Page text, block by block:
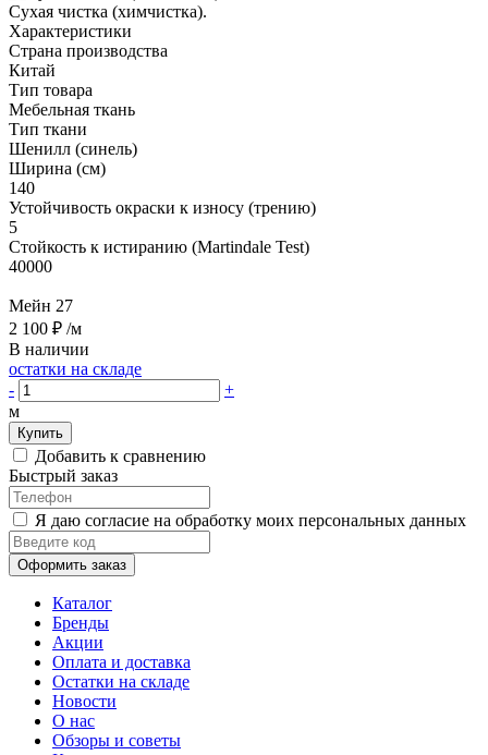
Cухая чистка (химчистка).
Характеристики
Страна производства
Китай
Тип товара
Мебельная ткань
Тип ткани
Шенилл (синель)
Ширина (см)
140
Устойчивость окраски к износу (трению)
5
Стойкость к истиранию (Martindale Test)
40000
Мейн 27
2 100 ₽ /м
В наличии
остатки на складе
-
+
м
Купить
Добавить к сравнению
Быстрый заказ
Я даю согласие на обработку моих персональных данных
Оформить заказ
Каталог
Бренды
Акции
Оплата и доставка
Остатки на складе
Новости
О нас
Обзоры и советы